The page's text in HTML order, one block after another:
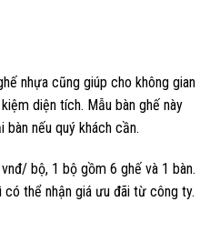
nhựa cũng giúp cho không gian
diện tích. Mẫu bàn ghế này
nếu quý khách cần.
bộ, 1 bộ gồm 6 ghế và 1 bàn.
thể nhận giá ưu đãi từ công ty.